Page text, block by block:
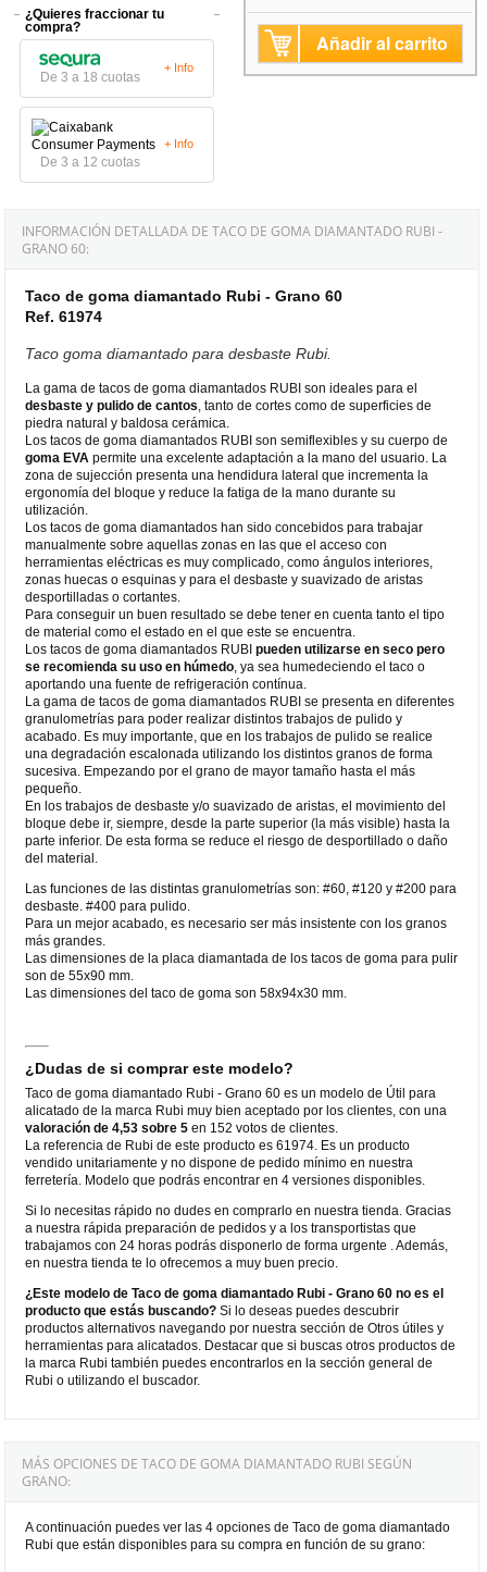
¿Quieres fraccionar tu
compra?
De 3 a 18 cuotas
+ Info
De 3 a 12 cuotas
+ Info
Añadir al carrito
INFORMACIÓN DETALLADA DE TACO DE GOMA DIAMANTADO RUBI -
GRANO 60:
Taco de goma diamantado Rubi - Grano 60
Ref. 61974
Taco goma diamantado para desbaste Rubi.
La gama de tacos de goma diamantados RUBI son ideales para el
desbaste y pulido de cantos , tanto de cortes como de superficies de
piedra natural y baldosa cerámica.
Los tacos de goma diamantados RUBI son semiflexibles y su cuerpo de
goma EVA permite una excelente adaptación a la mano del usuario. La
zona de sujección presenta una hendidura lateral que incrementa la
ergonomía del bloque y reduce la fatiga de la mano durante su
utilización.
Los tacos de goma diamantados han sido concebidos para trabajar
manualmente sobre aquellas zonas en las que el acceso con
herramientas eléctricas es muy complicado, como ángulos interiores,
zonas huecas o esquinas y para el desbaste y suavizado de aristas
desportilladas o cortantes.
Para conseguir un buen resultado se debe tener en cuenta tanto el tipo
de material como el estado en el que este se encuentra.
Los tacos de goma diamantados RUBIpueden utilizarse en seco pero
se recomienda su uso en húmedo , ya sea humedeciendo el taco o
aportando una fuente de refrigeración contínua.
La gama de tacos de goma diamantados RUBI se presenta en diferentes
granulometrías para poder realizar distintos trabajos de pulido y
acabado. Es muy importante, que en los trabajos de pulido se realice
una degradación escalonada utilizando los distintos granos de forma
sucesiva. Empezando por el grano de mayor tamaño hasta el más
pequeño.
En los trabajos de desbaste y/o suavizado de aristas, el movimiento del
bloque debe ir, siempre, desde la parte superior (la más visible) hasta la
parte inferior. De esta forma se reduce el riesgo de desportillado o daño
del material.
Las funciones de las distintas granulometrías son: #60, #120 y #200 para
desbaste. #400 para pulido.
Para un mejor acabado, es necesario ser más insistente con los granos
más grandes.
Las dimensiones de la placa diamantada de los tacos de goma para pulir
son de 55x90 mm.
Las dimensiones del taco de goma son 58x94x30 mm.
¿Dudas de si comprar este modelo?
Taco de goma diamantado Rubi - Grano 60 es un modelo de Útil para
alicatado de la marca Rubi muy bien aceptado por los clientes, con una
valoración de 4,53 sobre 5 en 152 votos de clientes.
La referencia de Rubi de este producto es 61974. Es un producto
vendido unitariamente y no dispone de pedido mínimo en nuestra
ferretería. Modelo que podrás encontrar en 4 versiones disponibles.
Si lo necesitas rápido no dudes en comprarlo en nuestra tienda. Gracias
a nuestra rápida preparación de pedidos y a los transportistas que
trabajamos con 24 horas podrás disponerlo de forma urgente . Además,
en nuestra tienda te lo ofrecemos a muy buen precio.
¿Este modelo de Taco de goma diamantado Rubi - Grano 60 no es el
producto que estás buscando? Si lo deseas puedes descubrir
productos alternativos navegando por nuestra sección de Otros útiles y
herramientas para alicatados. Destacar que si buscas otros productos de
la marca Rubi también puedes encontrarlos en la sección general de
Rubi o utilizando el buscador.
MÁS OPCIONES DE TACO DE GOMA DIAMANTADO RUBI SEGÚN
GRANO:
A continuación puedes ver las 4 opciones de Taco de goma diamantado
Rubi que están disponibles para su compra en función de su grano: